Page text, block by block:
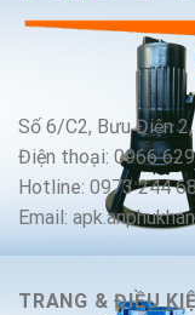
Số 6/C2, Bưu Điện
Điện thoại: 0966
Hotline: 0973 244
Email:
TRANG & ĐIỀU